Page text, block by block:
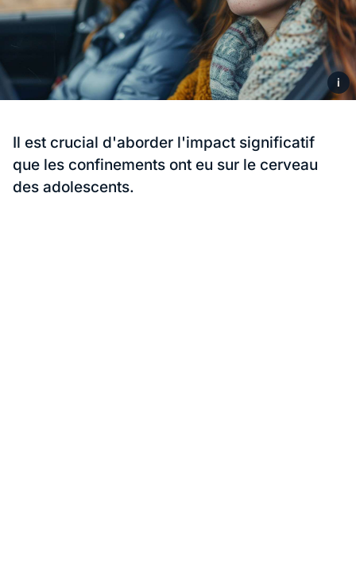
i
Il est crucial d'aborder l'impact significatif
que les confinements ont eu sur le cerveau
des adolescents.